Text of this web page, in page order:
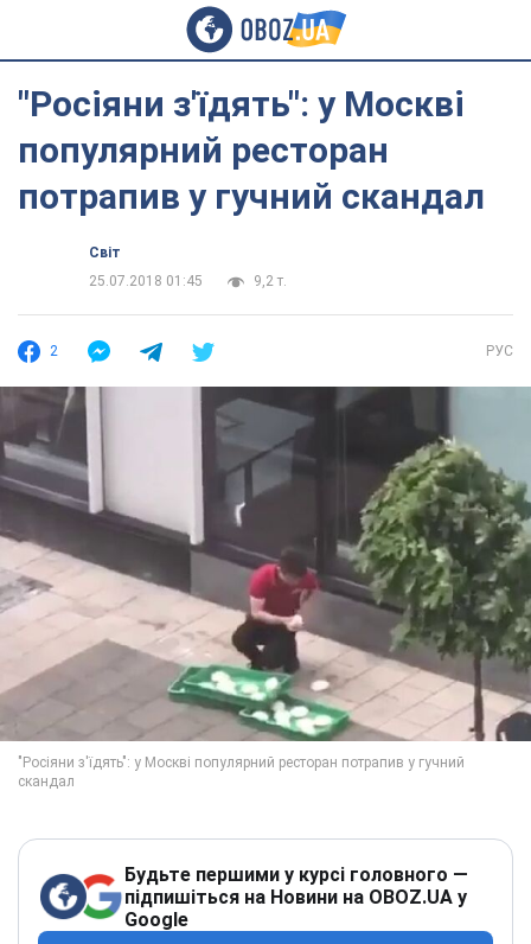
"Росіяни з'їдять": у Москві
популярний ресторан
потрапив у гучний скандал
Світ
25.07.2018 01:45
9,2 т.
2 РУС
Будьте першими у курсі головного —
підпишіться на Новини на OBOZ.UA у
Google